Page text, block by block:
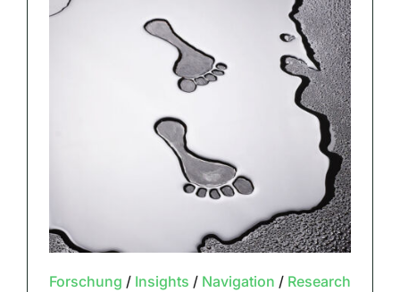
Forschung / Insights / Navigation / Research